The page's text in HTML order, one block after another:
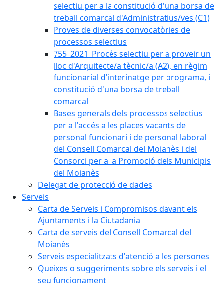
selectiu per a la constitució d'una borsa de
treball comarcal d'Administratius/ves (C1)
Proves de diverses convocatòries de
processos selectius
755_2021_Procés selectiu per a proveir un
lloc d'Arquitecte/a tècnic/a (A2), en règim
funcionarial d'interinatge per programa, i
constitució d'una borsa de treball
comarcal
Bases generals dels processos selectius
per a l'accés a les places vacants de
personal funcionari i de personal laboral
del Consell Comarcal del Moianès i del
Consorci per a la Promoció dels Municipis
del Moianès
Delegat de protecció de dades
Serveis
Carta de Serveis i Compromisos davant els
Ajuntaments i la Ciutadania
Carta de serveis del Consell Comarcal del
Moianès
Serveis especialitzats d'atenció a les persones
Queixes o suggeriments sobre els serveis i el
seu funcionament